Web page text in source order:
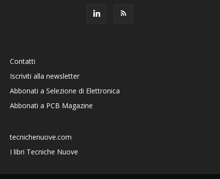
Contatti
Iscriviti alla newsletter
Abbonati a Selezione di Elettronica
Abbonati a PCB Magazine
tecnichenuove.com
I libri Tecniche Nuove